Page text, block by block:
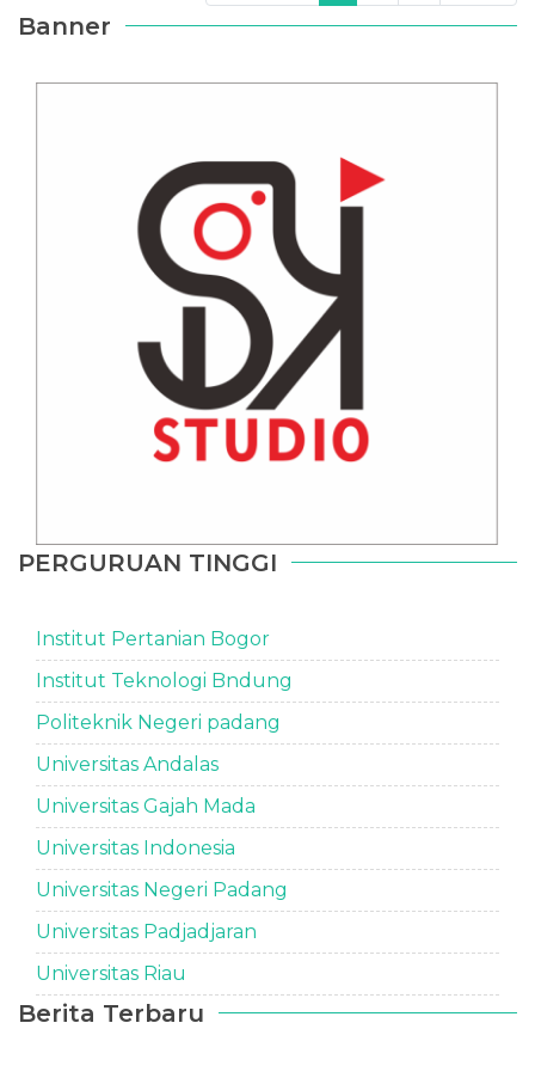
Banner
PERGURUAN TINGGI
Institut Pertanian Bogor
Institut Teknologi Bndung
Politeknik Negeri padang
Universitas Andalas
Universitas Gajah Mada
Universitas Indonesia
Universitas Negeri Padang
Universitas Padjadjaran
Universitas Riau
Berita Terbaru